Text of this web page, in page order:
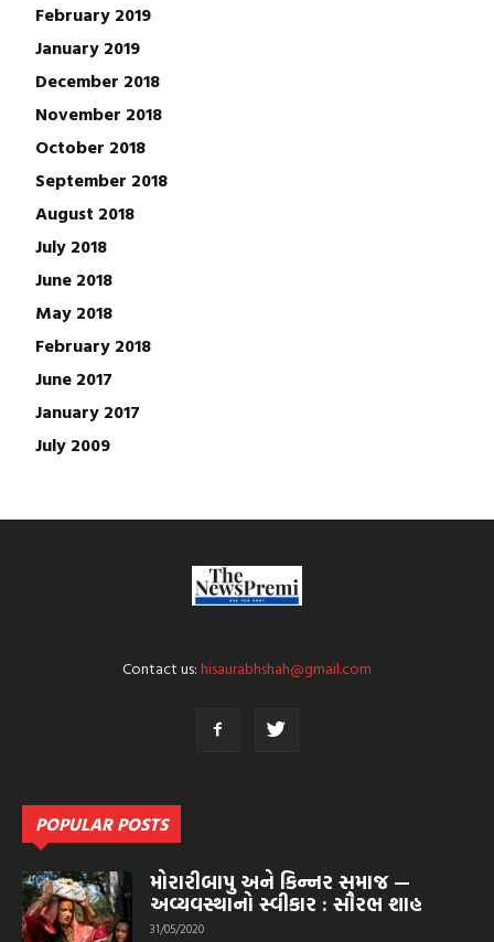
February 2019
January 2019
December 2018
November 2018
October 2018
September 2018
August 2018
July 2018
June 2018
May 2018
February 2018
June 2017
January 2017
July 2009
Contact us:hisaurabhshah@gmail.com
POPULAR POSTS
મોરારીબાપુ અને કિન્નર સમાજ —
અવ્યવસ્થાનો સ્વીકાર : સૌરભ શાહ
31/05/2020